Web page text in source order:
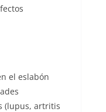
el eslabón
(lupus, artritis